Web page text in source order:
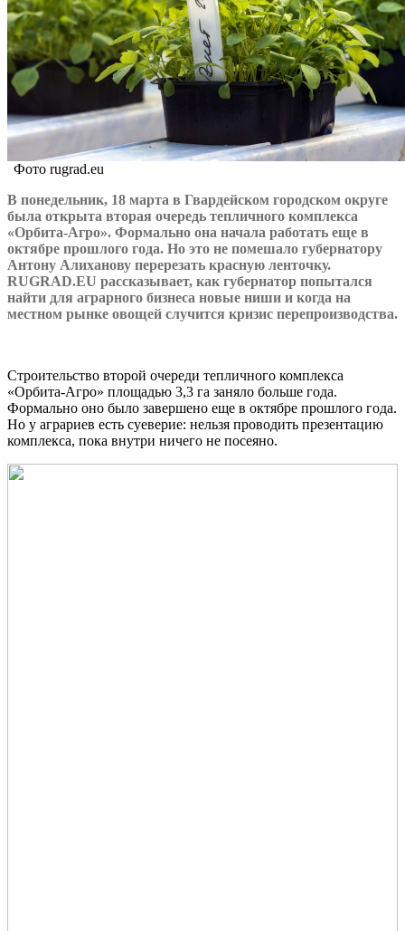
Фото rugrad.eu
В понедельник, 18 марта в Гвардейском городском округе
была открыта вторая очередь тепличного комплекса
«Орбита-Агро». Формально она начала работать еще в
октябре прошлого года. Но это не помешало губернатору
Антону Алиханову перерезать красную ленточку.
RUGRAD.EU рассказывает, как губернатор попытался
найти для аграрного бизнеса новые ниши и когда на
местном рынке овощей случится кризис перепроизводства.
Строительство второй очереди тепличного комплекса
«Орбита-Агро» площадью 3,3 га заняло больше года.
Формально оно было завершено еще в октябре прошлого года.
Но у аграриев есть суеверие: нельзя проводить презентацию
комплекса, пока внутри ничего не посеяно.